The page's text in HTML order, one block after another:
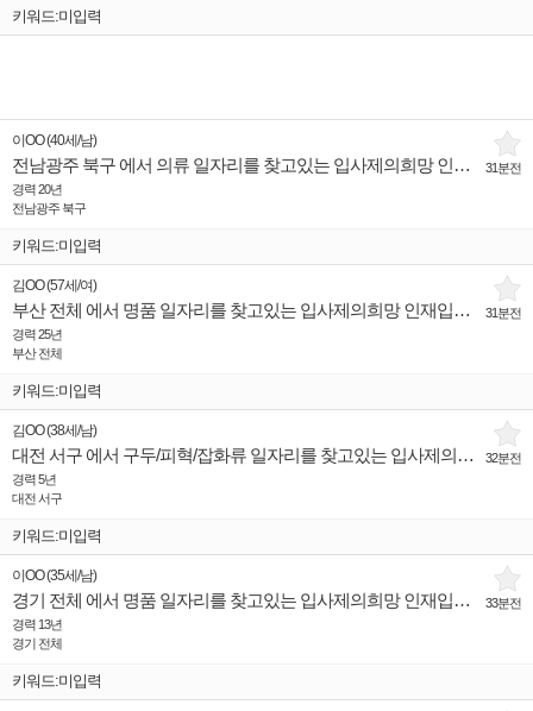
키워드:미입력
31분전
이OO(40세 /남)
전남광주 북구 에서 의류 일자리를 찾고있는 입사제의희망 인재입니다.
경력 20년
전남광주 북구
키워드:미입력
31분전
김OO(57세 /여)
부산 전체 에서 명품 일자리를 찾고있는 입사제의희망 인재입니다.
경력 25년
부산 전체
키워드:미입력
32분전
김OO(38세 /남)
대전 서구 에서 구두/피혁/잡화류 일자리를 찾고있는 입사제의희망 인재입니다.
경력 5년
대전 서구
키워드:미입력
33분전
이OO(35세 /남)
경기 전체 에서 명품 일자리를 찾고있는 입사제의희망 인재입니다.
경력 13년
경기 전체
키워드:미입력